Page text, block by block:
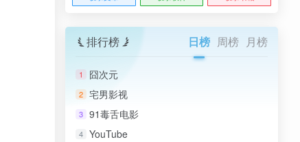
排行榜 日榜 周榜 月榜
1 囧次元
2 宅男影视
3 91毒舌电影
4 YouTube